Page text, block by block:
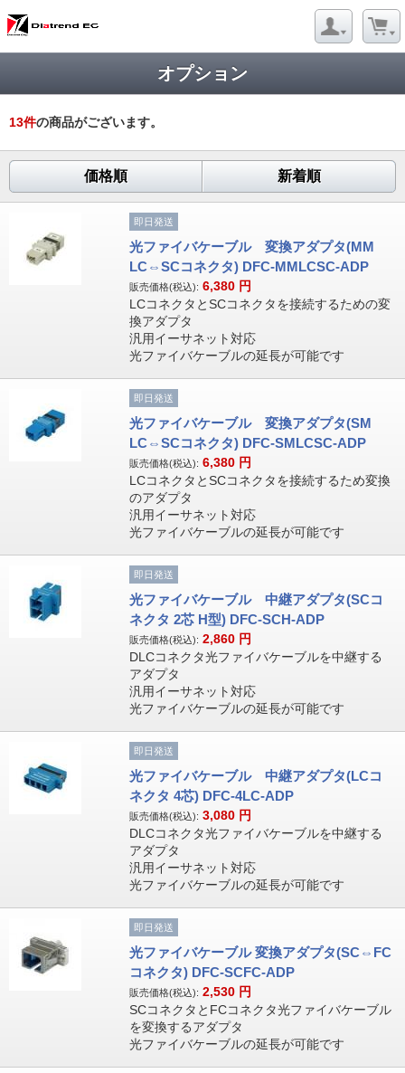
オプション
13件の商品がございます。
価格順 新着順
即日発送
光ファイバケーブル 変換アダプタ(MM
LC⇔SCコネクタ) DFC-MMLCSC-ADP
販売価格(税込): 6,380 円
LCコネクタとSCコネクタを接続するための変
換アダプタ
汎用イーサネット対応
光ファイバケーブルの延長が可能です
即日発送
光ファイバケーブル 変換アダプタ(SM
LC⇔SCコネクタ) DFC-SMLCSC-ADP
販売価格(税込): 6,380 円
LCコネクタとSCコネクタを接続するため変換
のアダプタ
汎用イーサネット対応
光ファイバケーブルの延長が可能です
即日発送
光ファイバケーブル 中継アダプタ(SCコ
ネクタ 2芯 H型) DFC-SCH-ADP
販売価格(税込): 2,860 円
DLCコネクタ光ファイバケーブルを中継する
アダプタ
汎用イーサネット対応
光ファイバケーブルの延長が可能です
即日発送
光ファイバケーブル 中継アダプタ(LCコ
ネクタ 4芯) DFC-4LC-ADP
販売価格(税込): 3,080 円
DLCコネクタ光ファイバケーブルを中継する
アダプタ
汎用イーサネット対応
光ファイバケーブルの延長が可能です
即日発送
光ファイバケーブル 変換アダプタ(SC⇔FC
コネクタ) DFC-SCFC-ADP
販売価格(税込): 2,530 円
SCコネクタとFCコネクタ光ファイバケーブル
を変換するアダプタ
光ファイバケーブルの延長が可能です